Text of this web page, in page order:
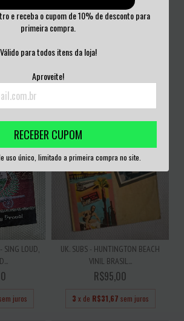
e receba o cupom de 10% de desconto para
primeira compra.
Válido para todos itens da loja!
Aproveite!
RECEBER CUPOM
uso único, limitado a primeira compra no site.
juros
VINIL BRAS...
SING LOUD,
juros
UK. SUBS - HUNTINGTON BEACH
VINIL BRASIL...
R$95,00
3 x de R$31,67 sem juros